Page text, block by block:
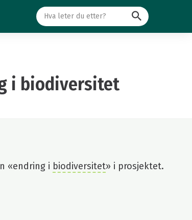
Søk
i biodiversitet
«endring i biodiversitet» i prosjektet.